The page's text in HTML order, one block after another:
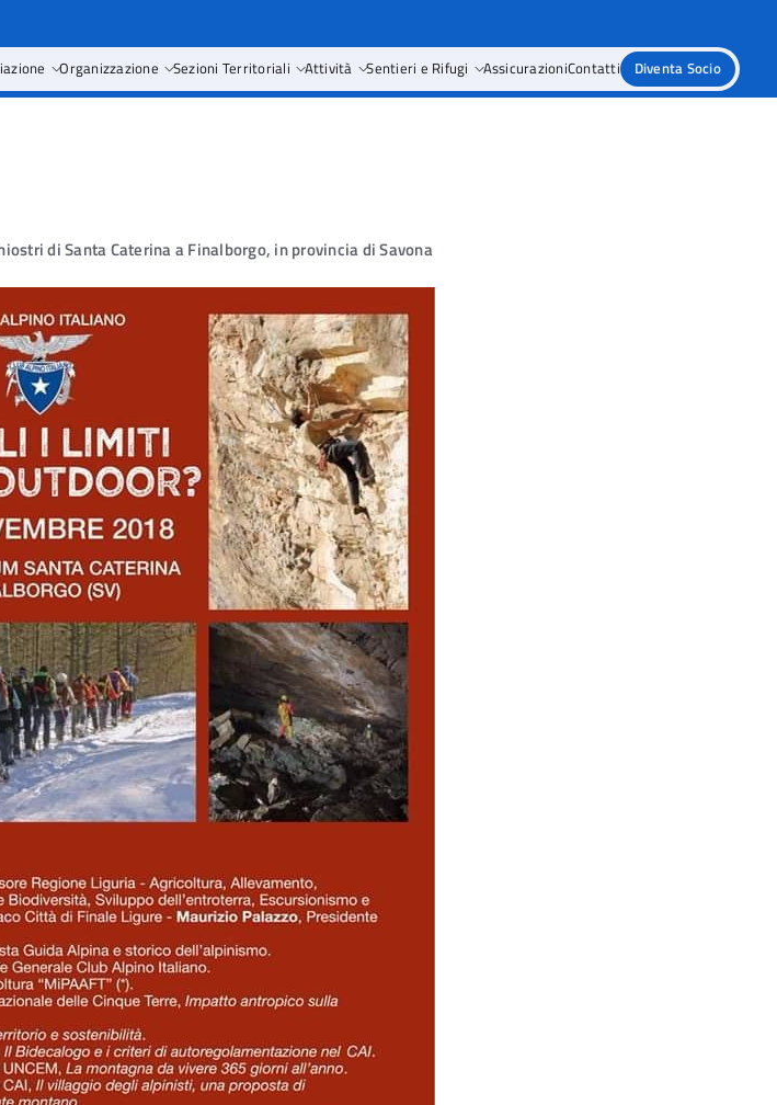
Organizzazione Sezioni Territoriali Attività Sentieri e Rifugi AssicurazioniContatti Diventa Socio
di Santa Caterina a Finalborgo, in provincia di Savona